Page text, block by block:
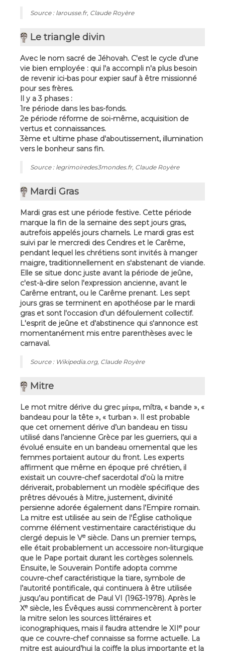
Source : larousse.fr, Claude Royère
Le triangle divin
Avec le nom sacré de Jéhovah. C'est le cycle d'une
vie bien employée : qui l'a accompli n'a plus besoin
de revenir ici-bas pour expier sauf à être missionné
pour ses frères.
Il y a 3 phases :
1re période dans les bas-fonds.
2e période réforme de soi-même, acquisition de
vertus et connaissances.
3ème et ultime phase d'aboutissement, illumination
vers le bonheur sans fin.
Source : legrimoiredes3mondes.fr, Claude Royère
Mardi Gras
Mardi gras est une période festive. Cette période
marque la fin de la semaine des sept jours gras,
autrefois appelés jours charnels. Le mardi gras est
suivi par le mercredi des Cendres et le Carême,
pendant lequel les chrétiens sont invités à manger
maigre, traditionnellement en s'abstenant de viande.
Elle se situe donc juste avant la période de jeûne,
c'est-à-dire selon l'expression ancienne, avant le
Carême entrant, ou le Carême prenant. Les sept
jours gras se terminent en apothéose par le mardi
gras et sont l'occasion d'un défoulement collectif.
L'esprit de jeûne et d'abstinence qui s'annonce est
momentanément mis entre parenthèses avec le
carnaval.
Source : Wikipedia.org, Claude Royère
Mitre
Le mot mitre dérive du grec μίτρα, mítra, « bande », «
bandeau pour la tête », « turban ». Il est probable
que cet ornement dérive d’un bandeau en tissu
utilisé dans l’ancienne Grèce par les guerriers, qui a
évolué ensuite en un bandeau ornemental que les
femmes portaient autour du front. Les experts
affirment que même en époque pré chrétien, il
existait un couvre-chef sacerdotal d’où la mitre
dériverait, probablement un modèle spécifique des
prêtres dévoués à Mitre, justement, divinité
persienne adorée également dans l’Empire romain.
La mitre est utilisée au sein de l'Église catholique
comme élément vestimentaire caractéristique du
clergé depuis le Vesiècle. Dans un premier temps,
elle était probablement un accessoire non-liturgique
que le Pape portait durant les cortèges solennels.
Ensuite, le Souverain Pontife adopta comme
couvre-chef caractéristique la tiare, symbole de
l’autorité pontificale, qui continuera à être utilisée
jusqu’au pontificat de Paul VI (1963-1978). Après le
Xesiècle, les Évêques aussi commencèrent à porter
la mitre selon les sources littéraires et
iconographiques, mais il faudra attendre le XII
epour
que ce couvre-chef connaisse sa forme actuelle. La
mitre est aujourd’hui la coiffe la plus importante et la